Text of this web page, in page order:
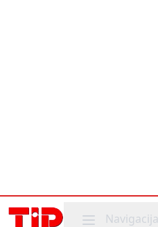
Mobile menu
Navigacija